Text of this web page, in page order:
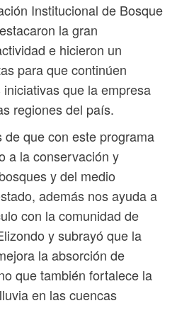
Institucional de Bosque
la gran
e hicieron un
para que continúen
que la empresa
regiones del país.
de que con este programa
a la conservación y
y del medio
además nos ayuda a
con la comunidad de
y subrayó que la
la absorción de
que también fortalece la
en las cuencas